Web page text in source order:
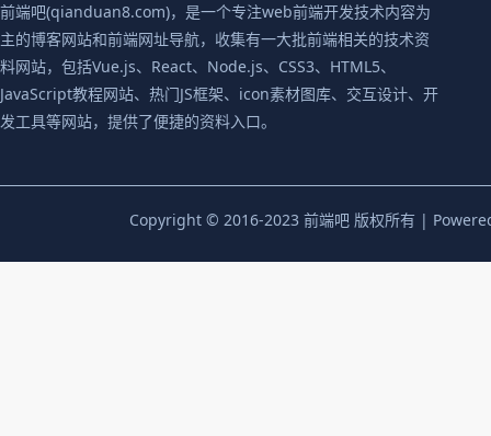
前端吧(qianduan8.com)，是一个专注web前端开发技术内容为
主的博客网站和前端网址导航，收集有一大批前端相关的技术资
料网站，包括Vue.js、React、Node.js、CSS3、HTML5、
JavaScript教程网站、热门JS框架、icon素材图库、交互设计、开
发工具等网站，提供了便捷的资料入口。
Copyright © 2016-2023 前端吧 版权所有 |